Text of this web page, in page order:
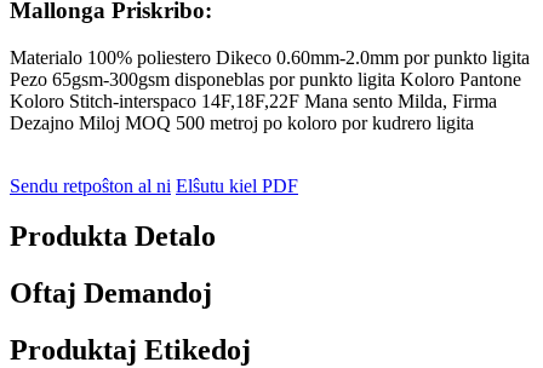
Mallonga Priskribo:
Materialo 100% poliestero Dikeco 0.60mm-2.0mm por punkto ligita
Pezo 65gsm-300gsm disponeblas por punkto ligita Koloro Pantone
Koloro Stitch-interspaco 14F,18F,22F Mana sento Milda, Firma
Dezajno Miloj MOQ 500 metroj po koloro por kudrero ligita
Sendu retpoŝton al ni Elŝutu kiel PDF
Produkta Detalo
Oftaj Demandoj
Produktaj Etikedoj